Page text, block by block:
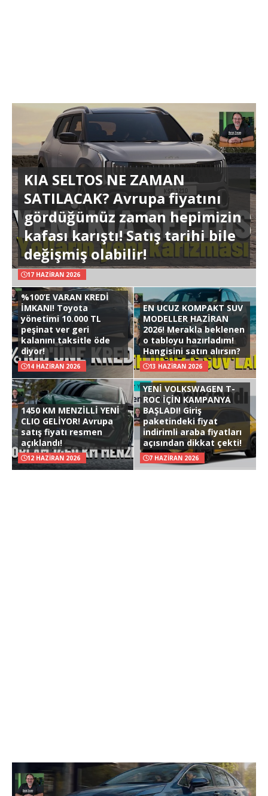
KIA SELTOS NE ZAMAN
SATILACAK? Avrupa fiyatını
gördüğümüz zaman hepimizin
kafası karıştı! Satış tarihi bile
değişmiş olabilir!
17 HAZIRAN 2026
%100’E VARAN KREDİ
İMKANI! Toyota
yönetimi 10.000 TL
peşinat ver geri
kalanını taksitle öde
diyor!
14 HAZIRAN 2026
EN UCUZ KOMPAKT SUV
MODELLER HAZİRAN
2026! Merakla beklenen
o tabloyu hazırladım!
Hangisini satın alırsın?
13 HAZIRAN 2026
1450 KM MENZİLLİ YENİ
CLIO GELİYOR! Avrupa
satış fiyatı resmen
açıklandı!
12 HAZIRAN 2026
YENİ VOLKSWAGEN T-
ROC İÇİN KAMPANYA
BAŞLADI! Giriş
paketindeki fiyat
indirimli araba fiyatları
açısından dikkat çekti!
7 HAZIRAN 2026